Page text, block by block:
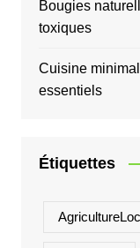
Bougies
toxiques
Cuisine
essentiels
Étiquettes